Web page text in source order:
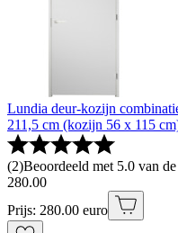
Lundia deur-kozijn
211,5 cm (kozijn 56 x 115
(2)Beoordeeld met 5.0 van
280.00
Prijs: 280.00 euro